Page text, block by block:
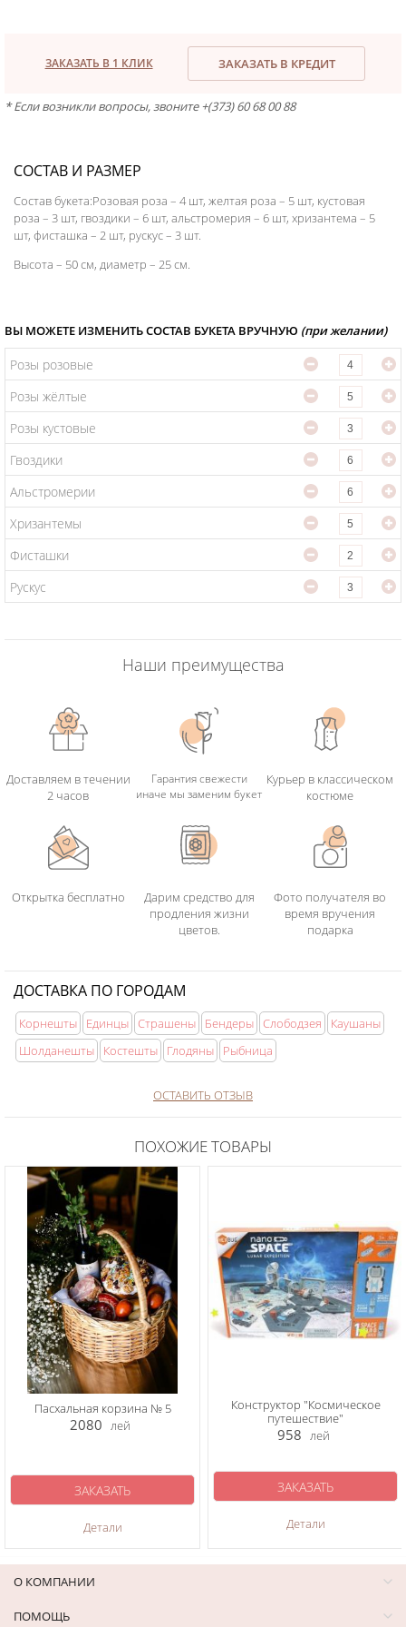
ЗАКАЗАТЬ В 1 КЛИК ЗАКАЗАТЬ В КРЕДИТ
* Если возникли вопросы, звоните +(373) 60 68 00 88
СОСТАВ И РАЗМЕР
Состав букета:Розовая роза – 4 шт, желтая роза – 5 шт, кустовая
роза – 3 шт, гвоздики – 6 шт, альстромерия – 6 шт, хризантема – 5
шт, фисташка – 2 шт, рускус – 3 шт.
Высота – 50 см, диаметр – 25 см.
ВЫ МОЖЕТЕ ИЗМЕНИТЬ СОСТАВ БУКЕТА ВРУЧНУЮ (при желании)
Розы розовые
Розы жёлтые
Розы кустовые
Гвоздики
Альстромерии
Хризантемы
Фисташки
Рускус
Наши преимущества
Доставляем в течении
2 часов
Гарантия свежести
иначе мы заменим букет
Курьер в классическом
костюме
Открытка бесплатно
Дарим средство для
продления жизни
цветов.
Фото получателя во
время вручения
подарка
ДОСТАВКА ПО ГОРОДАМ
Корнешты Единцы Страшены Бендеры Слободзея
Каушаны
Шолданешты
Костешты Глодяны Рыбница
ОСТАВИТЬ ОТЗЫВ
ПОХОЖИЕ ТОВАРЫ
Пасхальная корзина № 5
2080 лей
Детали
ЗАКАЗАТЬ
Конструктор "Космическое
путешествие"
958 лей
Детали
ЗАКАЗАТЬ
О КОМПАНИИ
ПОМОЩЬ